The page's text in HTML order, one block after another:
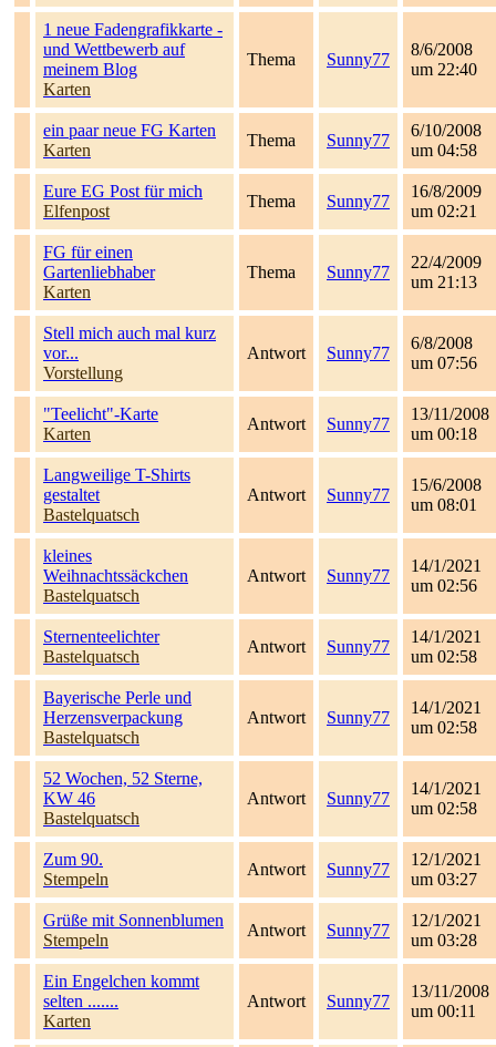
1 neue Fadengrafikkarte -
und Wettbewerb auf
meinem Blog
Karten
Thema Sunny77
8/6/2008
um 22:40
ein paar neue FG Karten
Karten
Thema Sunny77
6/10/2008
um 04:58
Eure EG Post für mich
Elfenpost
Thema Sunny77
16/8/2009
um 02:21
FG für einen
Gartenliebhaber
Karten
Thema Sunny77
22/4/2009
um 21:13
Stell mich auch mal kurz
vor...
Vorstellung
Antwort Sunny77
6/8/2008
um 07:56
"Teelicht"-Karte
Karten
Antwort Sunny77
13/11/2008
um 00:18
Langweilige T-Shirts
gestaltet
Bastelquatsch
Antwort Sunny77
15/6/2008
um 08:01
kleines
Weihnachtssäckchen
Bastelquatsch
Antwort Sunny77
14/1/2021
um 02:56
Sternenteelichter
Bastelquatsch
Antwort Sunny77
14/1/2021
um 02:58
Bayerische Perle und
Herzensverpackung
Bastelquatsch
Antwort Sunny77
14/1/2021
um 02:58
52 Wochen, 52 Sterne,
KW 46
Bastelquatsch
Antwort Sunny77
14/1/2021
um 02:58
Zum 90.
Stempeln
Antwort Sunny77
12/1/2021
um 03:27
Grüße mit Sonnenblumen
Stempeln
Antwort Sunny77
12/1/2021
um 03:28
Ein Engelchen kommt
selten .......
Karten
Antwort Sunny77
13/11/2008
um 00:11